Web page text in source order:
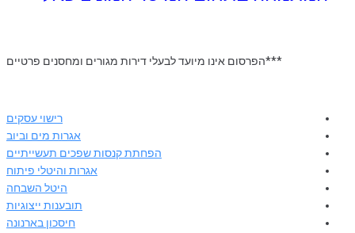
***הפרסום אינו מיועד לבעלי דירות מגורים ומחסנים פרטיים
רישוי עסקים
אגרות מים וביוב
הפחתת קנסות שפכים תעשייתיים
אגרות והיטלי פיתוח
היטל השבחה
תובענות ייצוגיות
חיסכון בארנונה